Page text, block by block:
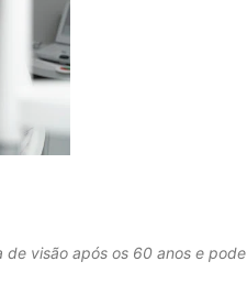
visão após os 60 anos e pode